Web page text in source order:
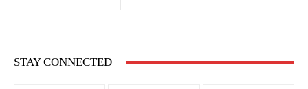
STAY CONNECTED